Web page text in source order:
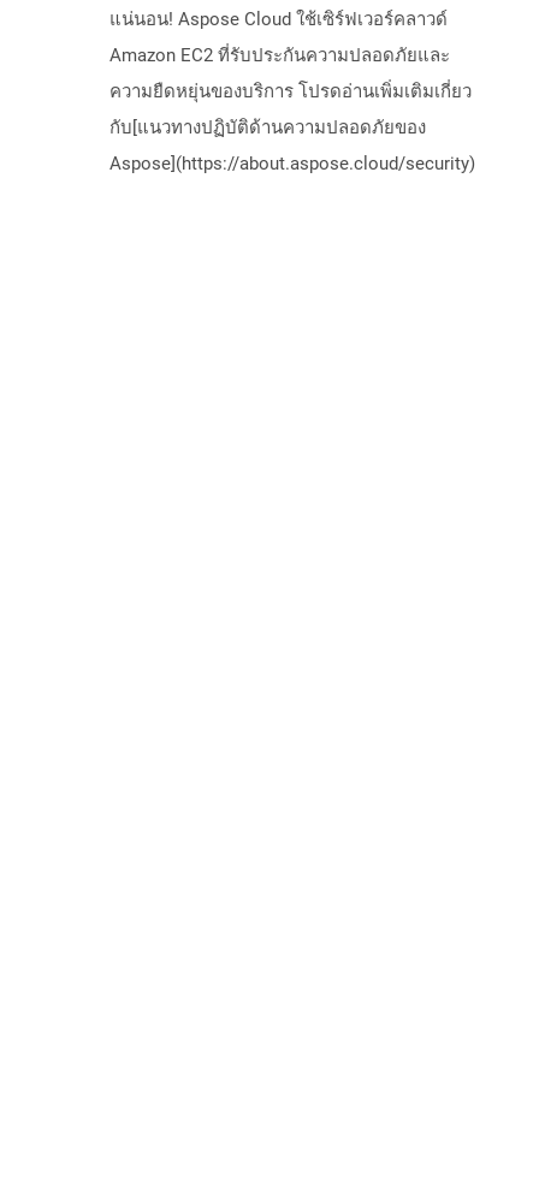
แน่นอน! Aspose Cloud ใช้เซิร์ฟเวอร์คลาวด์
Amazon EC2 ที่รับประกันความปลอดภัยและ
ความยืดหยุ่นของบริการ โปรดอ่านเพิ่มเติมเกี่ยว
กับ[แนวทางปฏิบัติด้านความปลอดภัยของ
Aspose](https://about.aspose.cloud/security)